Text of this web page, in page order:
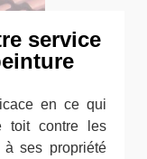
service
en ce qui
toit contre les
à ses propriété